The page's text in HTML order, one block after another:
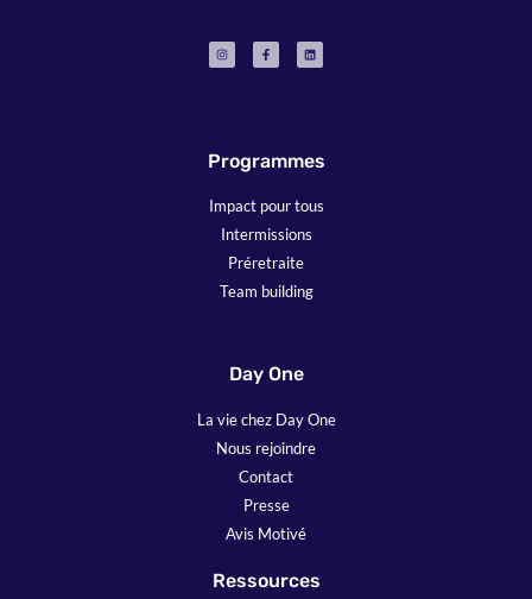
Programmes
Impact pour tous
Intermissions
Préretraite
Team building
Day One
La vie chez Day One
Nous rejoindre
Contact
Presse
Avis Motivé
Ressources